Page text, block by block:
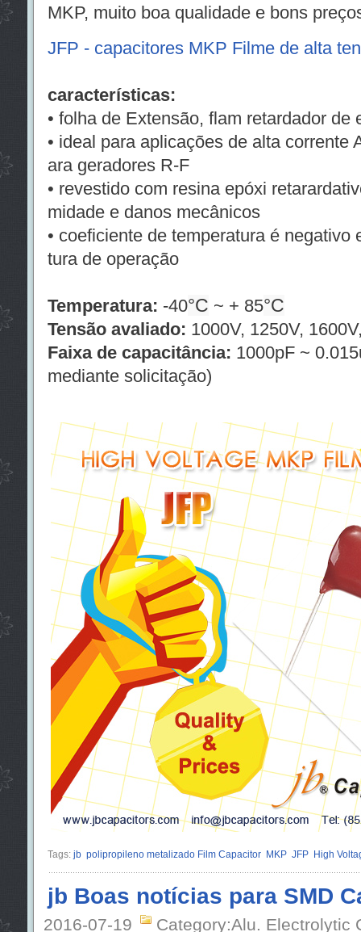
MKP, muito boa qualidade e bons
JFP - capacitores MKP Filme de alta
características:
• folha de Extensão, flam retardador de
• ideal para aplicações de alta corrente
ara geradores R-F
• revestido com resina epóxi
midade e danos mecânicos
• coeficiente de temperatura é negativo
tura de operação
Temperatura: -40°C ~ + 85°C
Tensão avaliado: 1000V, 1250V,
Faixa de capacitância: 1000pF ~
mediante solicitação)
Tags: jb polipropileno metalizado Film Capacitor MKP JFP High
jb Boas notícias para SMD
2016-07-19 Category:Alu. Electrolytic